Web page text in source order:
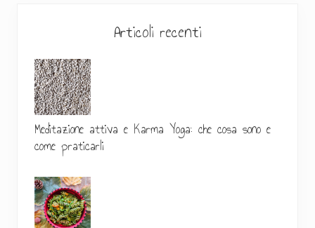
Articoli recenti
Meditazione attiva e Karma Yoga: che cosa sono e
come praticarli